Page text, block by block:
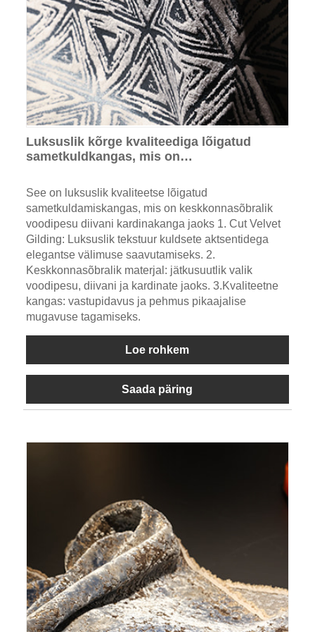
Luksuslik kõrge kvaliteediga lõigatud
sametkuldkangas, mis on
kardinakangaks
See on luksuslik kvaliteetse lõigatud
sametkuldamiskangas, mis on keskkonnasõbralik
voodipesu diivani kardinakanga jaoks 1. Cut Velvet
Gilding: Luksuslik tekstuur kuldsete aktsentidega
elegantse välimuse saavutamiseks. 2.
Keskkonnasõbralik materjal: jätkusuutlik valik
voodipesu, diivani ja kardinate jaoks. 3.Kvaliteetne
kangas: vastupidavus ja pehmus pikaajalise
mugavuse tagamiseks.
Loe rohkem
Saada päring